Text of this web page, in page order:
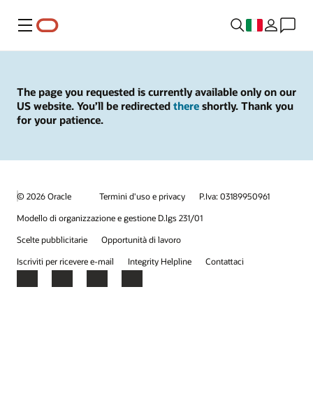
Menu
The page you requested is currently available only on our
US website. You’ll be redirected there shortly. Thank you
for your patience.
© 2026 Oracle Termini d'uso e privacy
P.Iva: 03189950961
Modello di organizzazione e gestione D.lgs 231/01
Scelte pubblicitarie
Opportunità di lavoro
Iscriviti per ricevere e-mail
Integrity Helpline Contattaci
Facebook
X LinkedInYouTube